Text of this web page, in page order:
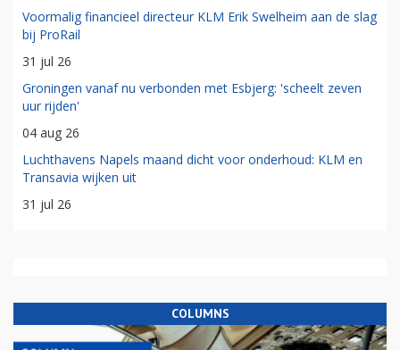
Voormalig financieel directeur KLM Erik Swelheim aan de slag
bij ProRail
31 jul 26
Groningen vanaf nu verbonden met Esbjerg: 'scheelt zeven
uur rijden'
04 aug 26
Luchthavens Napels maand dicht voor onderhoud: KLM en
Transavia wijken uit
31 jul 26
COLUMNS